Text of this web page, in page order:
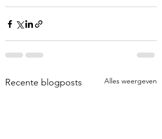
Recente blogposts Alles weergeven